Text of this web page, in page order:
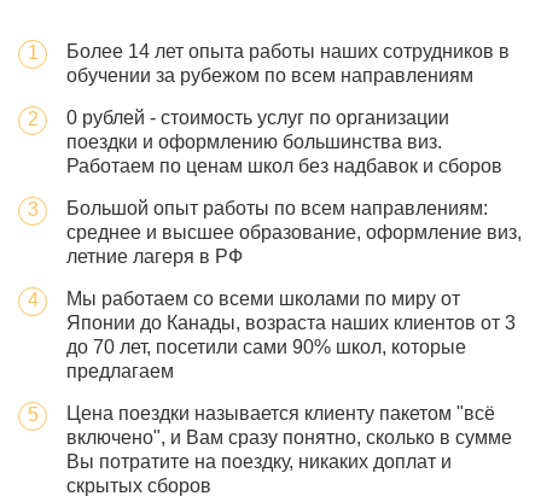
Более 14 лет опыта работы наших сотрудников в
обучении за рубежом по всем направлениям
0 рублей - стоимость услуг по организации
поездки и оформлению большинства виз.
Работаем по ценам школ без надбавок и сборов
Большой опыт работы по всем направлениям:
среднее и высшее образование, оформление виз,
летние лагеря в РФ
Мы работаем со всеми школами по миру от
Японии до Канады, возраста наших клиентов от 3
до 70 лет, посетили сами 90% школ, которые
предлагаем
Цена поездки называется клиенту пакетом "всё
включено", и Вам сразу понятно, сколько в сумме
Вы потратите на поездку, никаких доплат и
скрытых сборов